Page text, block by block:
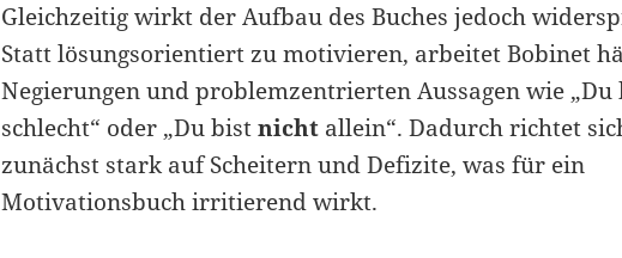
Gleichzeitig wirkt der Aufbau des Buches jedoch
Statt lösungsorientiert zu motivieren, arbeitet Bobinet
Negierungen und problemzentrierten Aussagen wie
schlecht“ oder „Du bistnicht allein“. Dadurch richtet
zunächst stark auf Scheitern und Defizite, was für ein
Motivationsbuch irritierend wirkt.